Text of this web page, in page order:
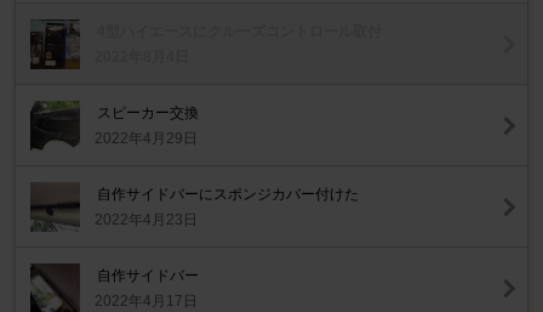
スピーカー交換
2022年4月29日
自作サイドバーにスポンジカバー付けた
2022年4月23日
自作サイドバー
2022年4月17日